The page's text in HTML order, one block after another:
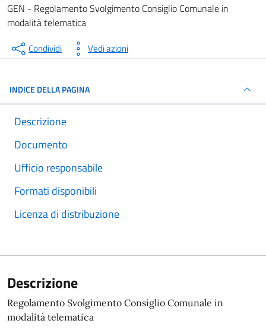
Dettagli del documento
GEN - Regolamento Svolgimento Consiglio Comunale in
modalità telematica
Condividi Vedi azioni
INDICE DELLA PAGINA
Descrizione
Documento
Ufficio responsabile
Formati disponibili
Licenza di distribuzione
Descrizione
Regolamento Svolgimento Consiglio Comunale in
modalità telematica